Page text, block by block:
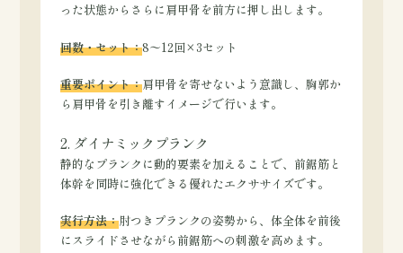
った状態からさらに肩甲骨を前方に押し出します。
回数・セット：8〜12回×3セット
重要ポイント：肩甲骨を寄せないよう意識し、胸郭か
ら肩甲骨を引き離すイメージで行います。
2. ダイナミックプランク
静的なプランクに動的要素を加えることで、前鋸筋と
体幹を同時に強化できる優れたエクササイズです。
実行方法：肘つきプランクの姿勢から、体全体を前後
にスライドさせながら前鋸筋への刺激を高めます。